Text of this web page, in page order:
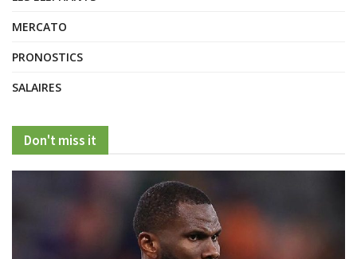
MERCATO
PRONOSTICS
SALAIRES
Don't miss it